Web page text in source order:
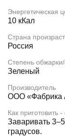
Энергетическая
10 кКал
Страна
Россия
Степень
Зеленый
Производитель
ООО «Фабрика
Как приготовить
Заваривать
градусов.